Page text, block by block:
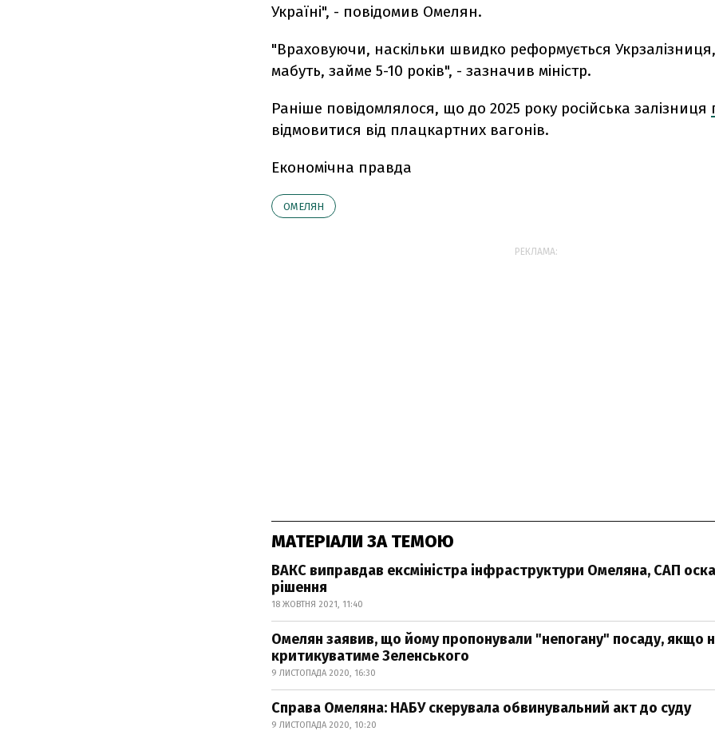
Україні", - повідомив Омелян.
"Враховуючи, наскільки швидко реформується
мабуть, займе 5-10 років", - зазначив міністр.
Раніше повідомлялося, що до 2025 року російська залізниця
відмовитися від плацкартних вагонів.
Економічна правда
ОМЕЛЯН
РЕКЛАМА:
МАТЕРІАЛИ ЗА ТЕМОЮ
ВАКС виправдав ексміністра інфраструктури Омеляна, САП
рішення
18 ЖОВТНЯ 2021, 11:40
Омелян заявив, що йому пропонували "непогану" посаду, якщо
критикуватиме Зеленського
9 ЛИСТОПАДА 2020, 16:30
Справа Омеляна: НАБУ скерувала обвинувальний акт до суду
9 ЛИСТОПАДА 2020, 10:20